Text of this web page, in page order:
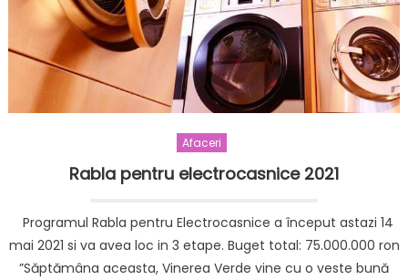
Afaceri
Rabla pentru electrocasnice 2021
Programul Rabla pentru Electrocasnice a început astazi 14
mai 2021 si va avea loc in 3 etape. Buget total: 75.000.000 ron
”Săptămâna aceasta, Vinerea Verde vine cu o veste bună